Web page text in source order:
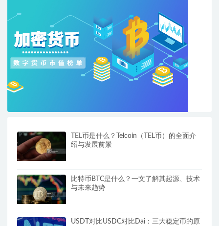
TEL币是什么？Telcoin（TEL币）的全面介
绍与发展前景
比特币BTC是什么？一文了解其起源、技术
与未来趋势
USDT对比USDC对比Dai：三大稳定币的原